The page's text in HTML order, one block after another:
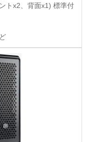
トx2、背面x1) 標準付